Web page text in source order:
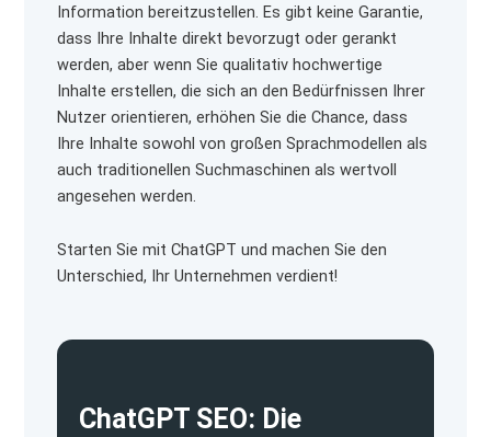
Information bereitzustellen. Es gibt keine Garantie,
dass Ihre Inhalte direkt bevorzugt oder gerankt
werden, aber wenn Sie qualitativ hochwertige
Inhalte erstellen, die sich an den Bedürfnissen Ihrer
Nutzer orientieren, erhöhen Sie die Chance, dass
Ihre Inhalte sowohl von großen Sprachmodellen als
auch traditionellen Suchmaschinen als wertvoll
angesehen werden.
Starten Sie mit ChatGPT und machen Sie den
Unterschied, Ihr Unternehmen verdient!
ChatGPT SEO: Die